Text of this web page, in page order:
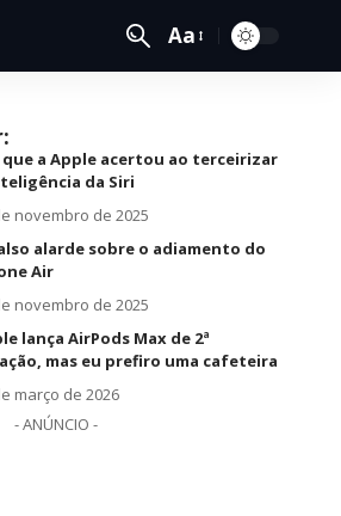
Aa
que a Apple acertou ao terceirizar
da Siri
novembro de 2025
alarde sobre o adiamento do
Air
novembro de 2025
lança AirPods Max de 2ª
mas eu prefiro uma cafeteira
março de 2026
- ANÚNCIO -